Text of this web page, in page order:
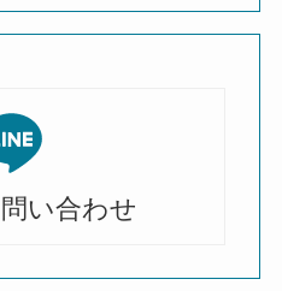
い合わせ